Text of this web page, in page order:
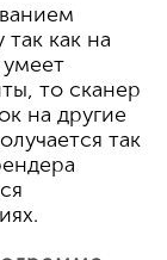
как на
то сканер
на другие
так